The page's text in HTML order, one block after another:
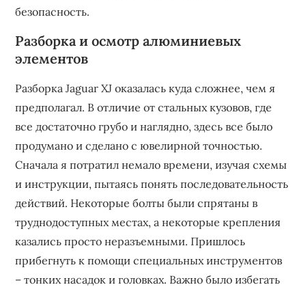
безопасность.
Разборка и осмотр алюминиевых
элементов
Разборка Jaguar XJ оказалась куда сложнее, чем я
предполагал. В отличие от стальных кузовов, где
все достаточно грубо и наглядно, здесь все было
продумано и сделано с ювелирной точностью.
Сначала я потратил немало времени, изучая схемы
и инструкции, пытаясь понять последовательность
действий. Некоторые болты были спрятаны в
труднодоступных местах, а некоторые крепления
казались просто неразъемными. Пришлось
прибегнуть к помощи специальных инструментов
– тонких насадок и головках. Важно было избегать